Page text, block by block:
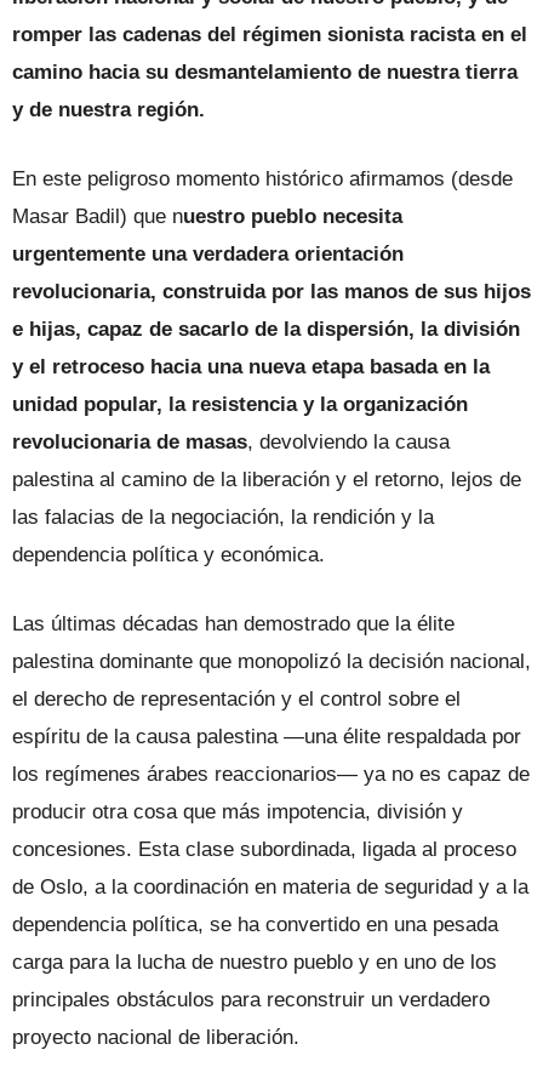
romper las cadenas del régimen sionista racista en el
camino hacia su desmantelamiento de nuestra tierra
y de nuestra región.
En este peligroso momento histórico afirmamos (desde
Masar Badil) que nuestro pueblo necesita
urgentemente una verdadera orientación
revolucionaria, construida por las manos de sus hijos
e hijas, capaz de sacarlo de la dispersión, la división
y el retroceso hacia una nueva etapa basada en la
unidad popular, la resistencia y la organización
revolucionaria de masas, devolviendo la causa
palestina al camino de la liberación y el retorno, lejos de
las falacias de la negociación, la rendición y la
dependencia política y económica.
Las últimas décadas han demostrado que la élite
palestina dominante que monopolizó la decisión nacional,
el derecho de representación y el control sobre el
espíritu de la causa palestina —una élite respaldada por
los regímenes árabes reaccionarios— ya no es capaz de
producir otra cosa que más impotencia, división y
concesiones. Esta clase subordinada, ligada al proceso
de Oslo, a la coordinación en materia de seguridad y a la
dependencia política, se ha convertido en una pesada
carga para la lucha de nuestro pueblo y en uno de los
principales obstáculos para reconstruir un verdadero
proyecto nacional de liberación.